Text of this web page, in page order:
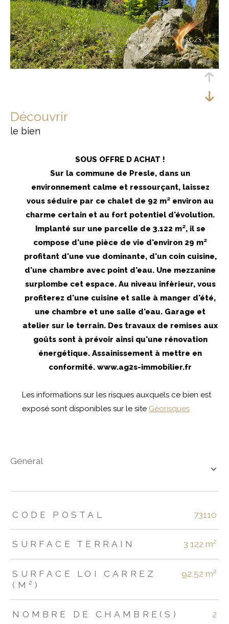
découvrir
le bien
SOUS OFFRE D ACHAT !
Sur la commune de Presle, dans un
environnement calme et ressourçant, laissez
vous séduire par ce chalet de 92 m² environ au
charme certain et au fort potentiel d'évolution.
Implanté sur une parcelle de 3.122 m², il se
compose d'une pièce de vie d'environ 29 m²
profitant d'une vue dominante, d'un coin cuisine,
d'une chambre avec point d'eau. Une mezzanine
surplombe cet espace. Au niveau infèrieur, vous
profiterez d'une cuisine et salle à manger d'été,
une chambre et une salle d'eau. Garage et
atelier sur le terrain. Des travaux de remises aux
goûts sont à prévoir ainsi qu'une rénovation
énergétique. Assainissement à mettre en
conformité. www.ag2s-immobilier.fr
Les informations sur les risques auxquels ce bien est
exposé sont disponibles sur le site Géorisques
général
TRAD_ZEPHYR_Caracteristique TRAD_ZEPHYR_Valeurs
CODE POSTAL 73110
SURFACE TERRAIN 3 122 m²
SURFACE LOI CARREZ
(M²)
92,52 m²
NOMBRE DE CHAMBRE(S) 2